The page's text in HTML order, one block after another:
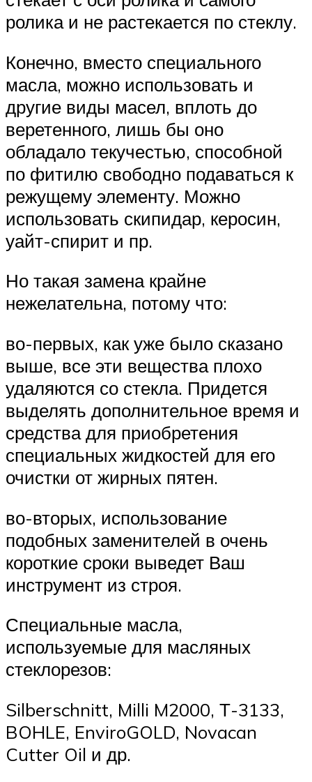
ролика и не растекается по стеклу.
Конечно, вместо специального
масла, можно использовать и
другие виды масел, вплоть до
веретенного, лишь бы оно
обладало текучестью, способной
по фитилю свободно подаваться к
режущему элементу. Можно
использовать скипидар, керосин,
уайт-спирит и пр.
Но такая замена крайне
нежелательна, потому что:
во-первых, как уже было сказано
выше, все эти вещества плохо
удаляются со стекла. Придется
выделять дополнительное время и
средства для приобретения
специальных жидкостей для его
очистки от жирных пятен.
во-вторых, использование
подобных заменителей в очень
короткие сроки выведет Ваш
инструмент из строя.
Специальные масла,
используемые для масляных
стеклорезов:
Silberschnitt, Milli M2000, Т-3133,
BOHLE, EnviroGOLD, Novacan
Cutter Oil и др.